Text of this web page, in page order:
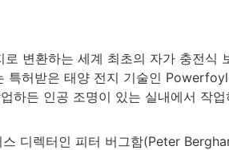
변환하는 세계 최초의 자가 충전식
특허받은 태양 전지 기술인
하든 인공 조명이 있는 실내에서 작
디렉터인 피터 버그함(Peter